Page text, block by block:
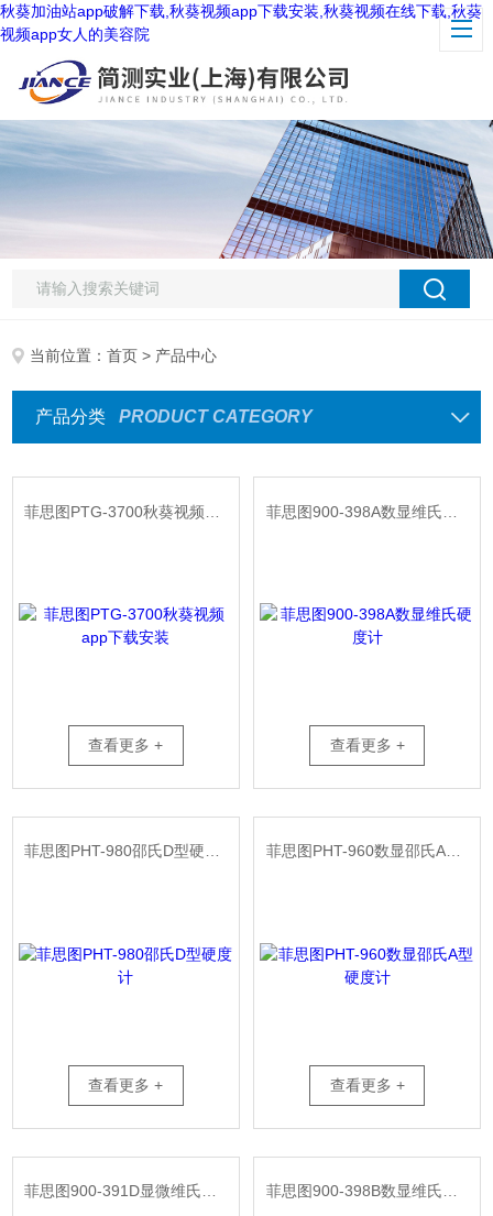
秋葵加油站app破解下载,秋葵视频app下载安装,秋葵视频在线下载,秋葵
视频app女人的美容院
当前位置：首页 > 产品中心
产品分类 PRODUCT CATEGORY
查看更多 + 查看更多 +
菲思图PHT-980邵氏D型硬度计
查看更多 +
菲思图PHT-960数显邵氏A型硬度计
查看更多 +
菲思图900-391D显微维氏硬度计 菲思图900-398B数显维氏硬度计